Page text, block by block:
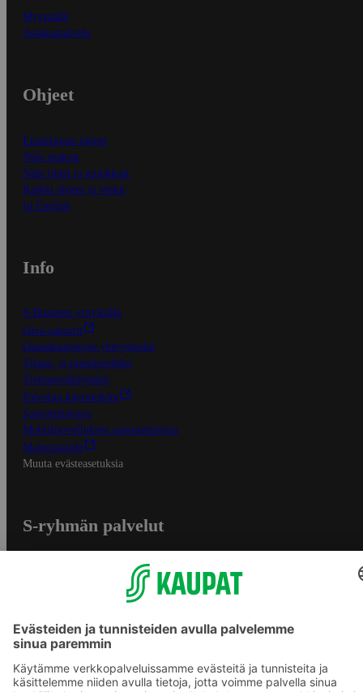
Myymälät
Asiakaspalvelu
Ohjeet
Ensitilaajan ohjeet
Näin maksat
Näin tilaat ja muokkaat
Kaikki ohjeet ja vinkit
In English
Info
S-Business yrityksille
Oiva-raportit
Osuuskauppojen yhteystiedot
Tilaus- ja toimitusehdot
Tietosuojakäytäntö
Palvelun käyttöehdot
Saavutettavuus
Mobiilisovelluksen saavutettavuus
Mainostajalle
Muuta evästeasetuksia
S-ryhmän palvelut
S-ostoslista -sovellus
Prisma.fi
Sokos.fi
S-Pankki